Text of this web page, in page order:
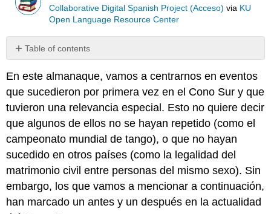
Collaborative Digital Spanish Project (Acceso) via KU
Open Language Resource Center
Table of contents
1
I
Campeonato
baile
de
tango
2003
Buenos
En este almanaque, vamos a centrarnos en eventos
que sucedieron por primera vez en el Cono Sur y que
tuvieron una relevancia especial. Esto no quiere decir
que algunos de ellos no se hayan repetido (como el
campeonato mundial de tango), o que no hayan
sucedido en otros países (como la legalidad del
matrimonio civil entre personas del mismo sexo). Sin
embargo, los que vamos a mencionar a continuación,
han marcado un antes y un después en la actualidad